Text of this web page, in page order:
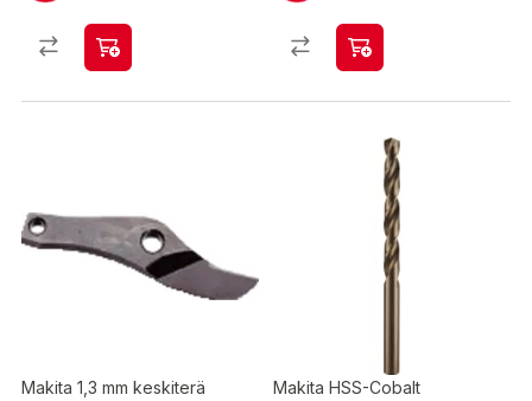
Makita 1,3 mm keskiterä
Makita HSS-Cobalt